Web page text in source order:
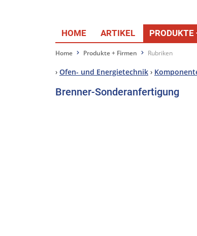
HOME ARTIKEL PRODUKTE
Home Produkte + Firmen Rubriken
› Ofen- und Energietechnik ›
Brenner-Sonderanfertigung